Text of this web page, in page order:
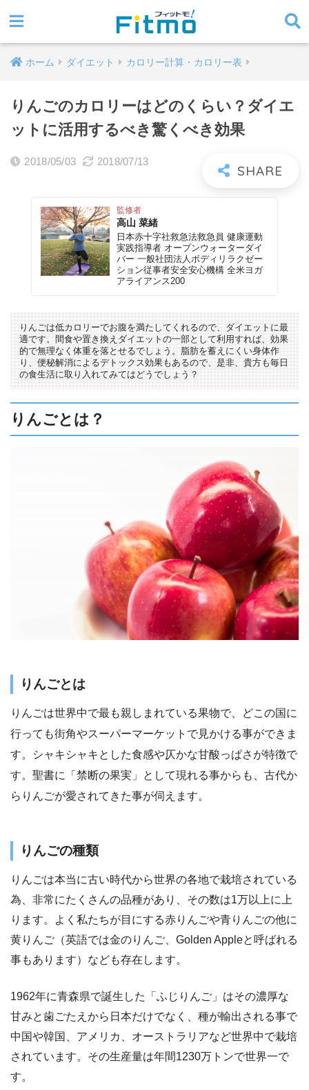
ホーム ダイエット カロリー計算・カロリー表
りんごのカロリーはどのくらい？ダイエ
ットに活用するべき驚くべき効果
2018/05/03 2018/07/13
監修者
高山 菜緒
日本赤十字社救急法救急員 健康運動
実践指導者 オープンウォーターダイ
バー 一般社団法人ボディリラクゼー
ション従事者安全安心機構 全米ヨガ
アライアンス200
りんごは低カロリーでお腹を満たしてくれるので、ダイエットに最
適です。間食や置き換えダイエットの一部として利用すれば、効果
的で無理なく体重を落とせるでしょう。脂肪を蓄えにくい身体作
り、便秘解消によるデトックス効果もあるので、是非、貴方も毎日
の食生活に取り入れてみてはどうでしょう？
りんごとは？
りんごとは
りんごは世界中で最も親しまれている果物で、どこの国に
行っても街角やスーパーマーケットで見かける事ができま
す。シャキシャキとした食感や仄かな甘酸っぱさが特徴で
す。聖書に「禁断の果実」として現れる事からも、古代か
らりんごが愛されてきた事が伺えます。
りんごの種類
りんごは本当に古い時代から世界の各地で栽培されている
為、非常にたくさんの品種があり、その数は1万以上に上
ります。よく私たちが目にする赤りんごや青りんごの他に
黄りんご（英語では金のりんご、Golden Appleと呼ばれる
事もあります）なども存在します。
1962年に青森県で誕生した「ふじりんご」はその濃厚な
甘みと歯ごたえから日本だけでなく、種が輸出される事で
中国や韓国、アメリカ、オーストラリアなど世界中で栽培
されています。その生産量は年間1230万トンで世界一で
す。